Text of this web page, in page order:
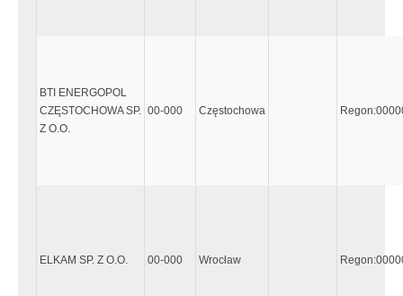
BTI ENERGOPOL
CZĘSTOCHOWA SP.
Z O.O.
00-000 Częstochowa
ELKAM SP. Z O.O. 00-000 Wrocław